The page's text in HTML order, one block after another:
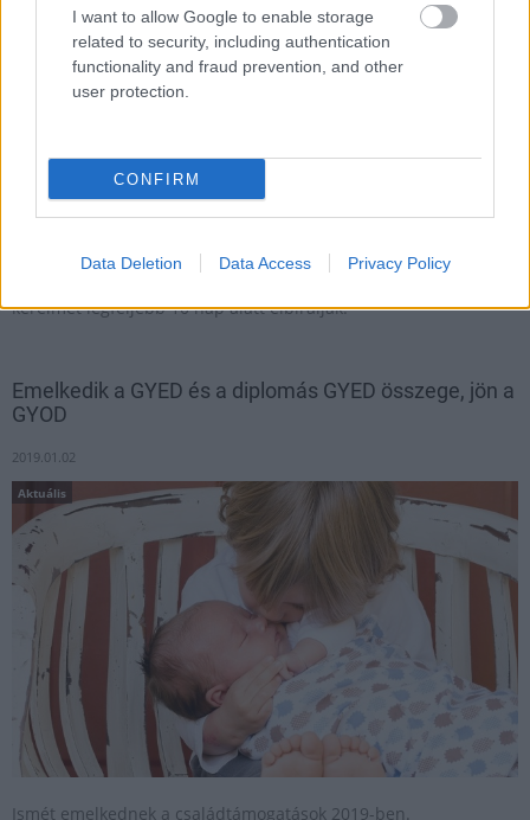
I want to allow Google to enable storage
related to security, including authentication
functionality and fraud prevention, and other
user protection.
CONFIRM
Data Deletion Data Access Privacy Policy
kérelmét legfeljebb 10 nap alatt elbírálják.
Emelkedik a GYED és a diplomás GYED összege, jön a
GYOD
2019.01.02
Aktuális
Ismét emelkednek a családtámogatások 2019-ben.